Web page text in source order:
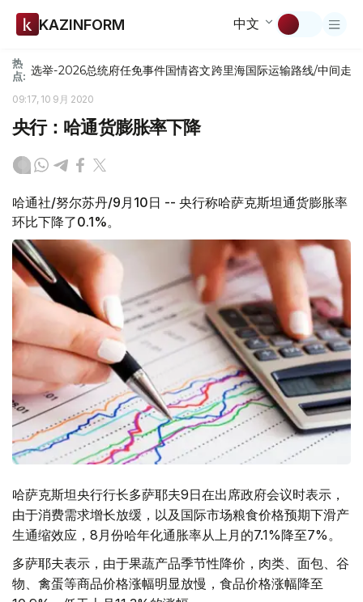
KAZINFORM 中文
热
点: 选举-2026总统府任免事件国情咨文跨里海国际运输路线/中间走廊
09:17, 10 9月 2020
央行：哈通货膨胀率下降
哈通社/努尔苏丹/9月10日 -- 央行称哈萨克斯坦通货膨胀率
环比下降了0.1%。
哈萨克斯坦央行行长多萨耶夫9日在出席政府会议时表示，
由于消费需求增长放缓，以及国际市场粮食价格预期下滑产
生通缩效应，8月份哈年化通胀率从上月的7.1%降至7%。
多萨耶夫表示，由于果蔬产品季节性降价，肉类、面包、谷
物、禽蛋等商品价格涨幅明显放慢，食品价格涨幅降至